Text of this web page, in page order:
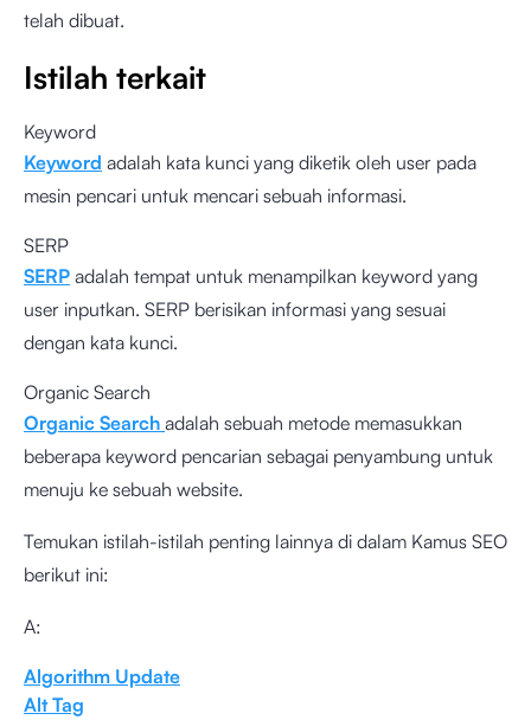
telah dibuat.
Istilah terkait
Keyword
Keyword adalah kata kunci yang diketik oleh user pada
mesin pencari untuk mencari sebuah informasi.
SERP
SERP adalah tempat untuk menampilkan keyword yang
user inputkan. SERP berisikan informasi yang sesuai
dengan kata kunci.
Organic Search
Organic Search adalah sebuah metode memasukkan
beberapa keyword pencarian sebagai penyambung untuk
menuju ke sebuah website.
Temukan istilah-istilah penting lainnya di dalam Kamus SEO
berikut ini:
A:
Algorithm Update
Alt Tag